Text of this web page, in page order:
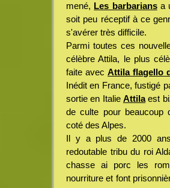
mené, Les barbariansa
soit peu réceptif à ce
s'avérer très difficile.
Parmi toutes ces
célèbre Attila, le plus
faite avecAttila flagello
Inédit en France, fustigé
sortie en Italie Attilaest
de culte pour beaucoup
coté des Alpes.
Il y a plus de 2000
redoutable tribu du roi
chasse ai porc les
nourriture et font